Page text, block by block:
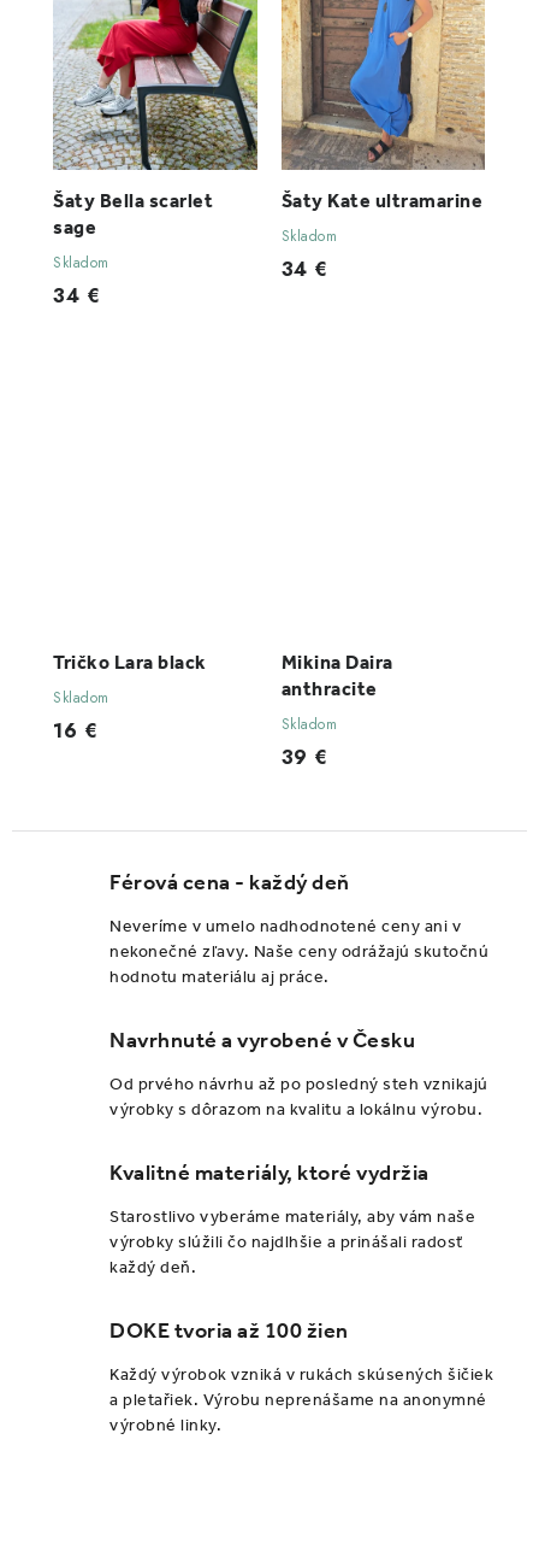
Férová cena - každý deň
Neveríme v umelo nadhodnotené ceny ani v
nekonečné zľavy. Naše ceny odrážajú skutočnú
hodnotu materiálu aj práce.
Navrhnuté a vyrobené v Česku
Od prvého návrhu až po posledný steh vznikajú
výrobky s dôrazom na kvalitu a lokálnu výrobu.
Kvalitné materiály, ktoré vydržia
Starostlivo vyberáme materiály, aby vám naše
výrobky slúžili čo najdlhšie a prinášali radosť
každý deň.
DOKE tvoria až 100 žien
Každý výrobok vzniká v rukách skúsených šičiek
a pletařiek. Výrobu neprenášame na anonymné
výrobné linky.
Šaty Bella scarlet
sage
Skladom
34 €
Šaty Kate ultramarine
Skladom
34 €
Tričko Lara black
Skladom
16 €
Mikina Daira
anthracite
Skladom
39 €